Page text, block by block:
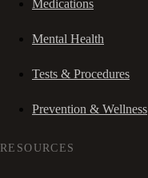
Medications
Mental Health
Tests & Procedures
Prevention & Wellness
RESOURCES